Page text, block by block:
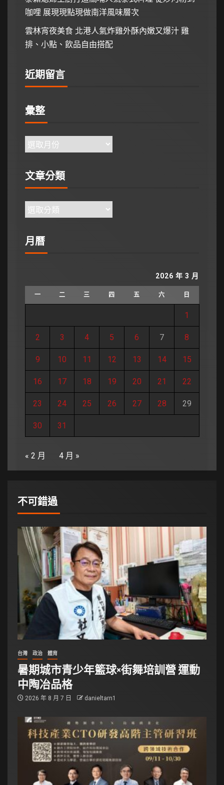
咖哩 展現現點現做南洋風味層次
雲林宵夜美食 北港人氣炸雞外酥內嫩又爆汁 雞
排、小點、飲品自由搭配
近期留言
彙整
文章分類
月曆
2026 年 3 月
一 二 三 四 五 六 日
1
2 3 4 5 6 7 8
9 10 11 12 13 14 15
16 17 18 19 20 21 22
23 24 25 26 27 28 29
30 31
« 2 月 4 月 »
不可錯過
台灣 政治 體育
暑期城市青少年籃球×街舞培訓營 運動
中陶冶品格
2026 年 8 月 7 日 danieltarn1